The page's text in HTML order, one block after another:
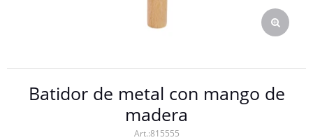
Batidor de metal con mango de
madera
815555